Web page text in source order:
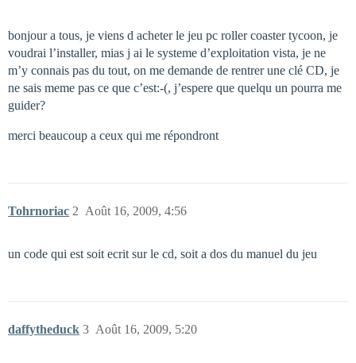
bonjour a tous, je viens d acheter le jeu pc roller coaster tycoon, je
voudrai l’installer, mias j ai le systeme d’exploitation vista, je ne
m’y connais pas du tout, on me demande de rentrer une clé CD, je
ne sais meme pas ce que c’est:-(, j’espere que quelqu un pourra me
guider?
merci beaucoup a ceux qui me répondront
Tohrnoriac Août 16, 2009, 4:56
2
un code qui est soit ecrit sur le cd, soit a dos du manuel du jeu
daffytheduck Août 16, 2009, 5:20
3